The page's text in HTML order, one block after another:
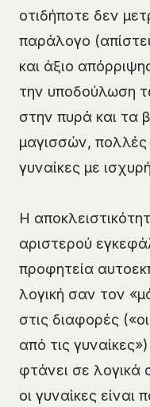
οτιδήποτε δεν
παράλογο
και άξιο
την υποδούλωση
στην πυρά και τα
μαγισσών, πολλές
γυναίκες με
Η
αριστερού
προφητεία
λογική σαν τον
στις διαφορές
από τις
φτάνει σε λογικά
οι γυναίκες είναι